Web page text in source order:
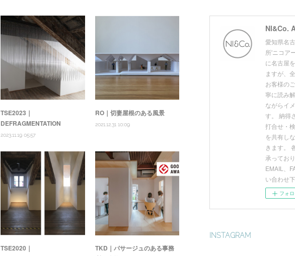
TSE2023｜
DEFRAGMENTATION
2023.11.19 05:57
RO｜切妻屋根のある風景
2021.12.31 10:09
TSE2020｜
TKD｜パサージュのある事務
愛知県名
所'ニコア
に名古屋
ますが、
お客様の
寧に読み
ながらイ
す。 納得
打合せ・
を共有し
きます。
承ってお
EMAIL、
い合わせ下
フォ
INSTAGRAM